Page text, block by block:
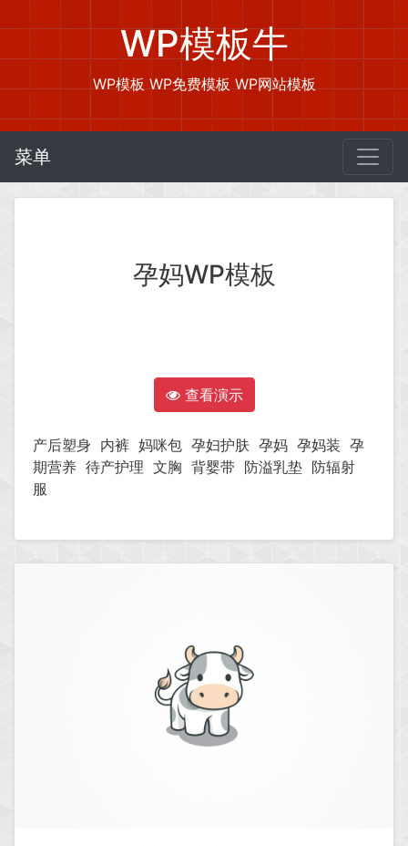
WP模板牛
WP模板 WP免费模板 WP网站模板
菜单
孕妈WP模板
查看演示
产后塑身 内裤 妈咪包 孕妇护肤 孕妈 孕妈装 孕
期营养 待产护理 文胸 背婴带 防溢乳垫 防辐射
服